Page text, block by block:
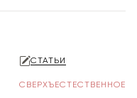
СТАТЬИ
СВЕРХЪЕСТЕСТВЕННОЕ